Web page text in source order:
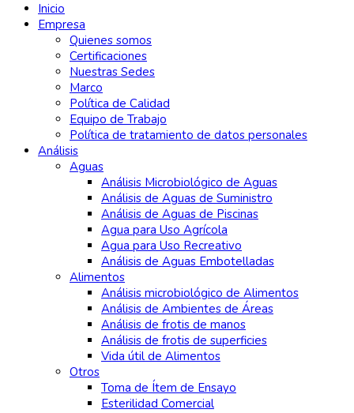
Inicio
Empresa
Quienes somos
Certificaciones
Nuestras Sedes
Marco
Política de Calidad
Equipo de Trabajo
Política de tratamiento de datos personales
Análisis
Aguas
Análisis Microbiológico de Aguas
Análisis de Aguas de Suministro
Análisis de Aguas de Piscinas
Agua para Uso Agrícola
Agua para Uso Recreativo
Análisis de Aguas Embotelladas
Alimentos
Análisis microbiológico de Alimentos
Análisis de Ambientes de Áreas
Análisis de frotis de manos
Análisis de frotis de superficies
Vida útil de Alimentos
Otros
Toma de Ítem de Ensayo
Esterilidad Comercial